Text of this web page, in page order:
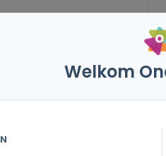
vakken en
- 3de graad -
Welkom